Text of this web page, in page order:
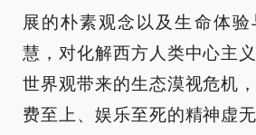
展的朴素观念以及生命体
慧，对化解西方人类中心主
世界观带来的生态漠视危机
费至上、娱乐至死的精神虚